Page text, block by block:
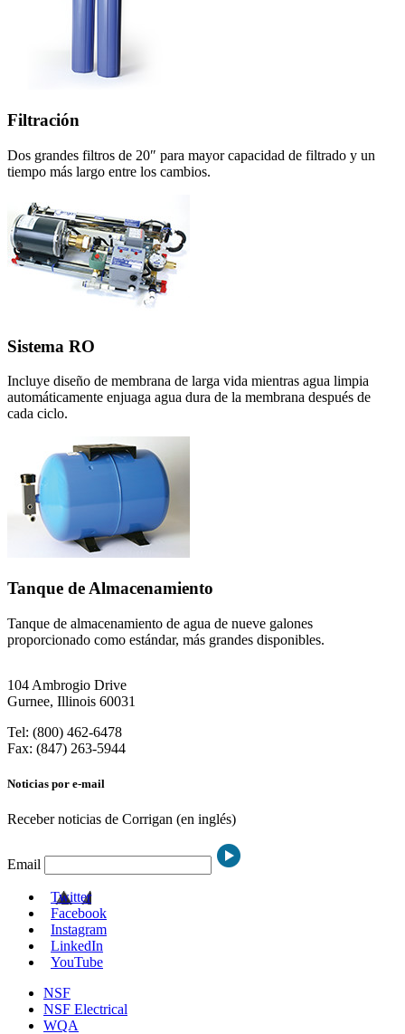
Filtración
Dos grandes filtros de 20″ para mayor capacidad de filtrado y un
tiempo más largo entre los cambios.
Sistema RO
Incluye diseño de membrana de larga vida mientras agua limpia
automáticamente enjuaga agua dura de la membrana después de
cada ciclo.
Tanque de Almacenamiento
Tanque de almacenamiento de agua de nueve galones
proporcionado como estándar, más grandes disponibles.
104 Ambrogio Drive
Gurnee, Illinois 60031
Tel: (800) 462-6478
Fax: (847) 263-5944
Noticias por e-mail
Receber noticias de Corrigan (en inglés)
Email
Twitter
Facebook
Instagram
LinkedIn
YouTube
NSF
NSF Electrical
WQA